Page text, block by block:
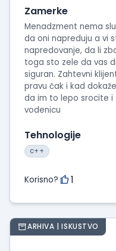
Zamerke
Menadzment nema
da oni napreduju a vi
napredovanje, da li
toga sto zele da vas
siguran. Zahtevni
pravu čak i kad
da im to lepo srocite i
vodenicu
Tehnologije
c++
Korisno? 1
ARHIVA | ISKUSTVO